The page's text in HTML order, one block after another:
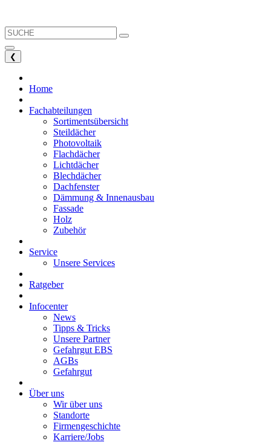
❮
Home
Fachabteilungen
Sortimentsübersicht
Steildächer
Photovoltaik
Flachdächer
Lichtdächer
Blechdächer
Dachfenster
Dämmung & Innenausbau
Fassade
Holz
Zubehör
Service
Unsere Services
Ratgeber
Infocenter
News
Tipps & Tricks
Unsere Partner
Gefahrgut EBS
AGBs
Gefahrgut
Über uns
Wir über uns
Standorte
Firmengeschichte
Karriere/Jobs